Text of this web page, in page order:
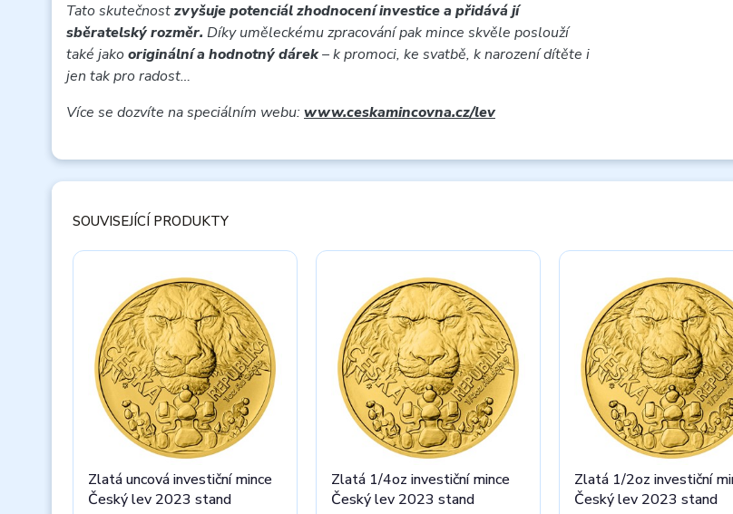
Tato skutečnostzvyšuje potenciál zhodnocení investice a přidává jí
sběratelský rozměr. Díky uměleckému zpracování pak mince skvěle poslouží
také jakooriginální a hodnotný dárek– k promoci, ke svatbě, k narození dítěte i
jen tak pro radost…
Více se dozvíte na speciálním webu:www.ceskamincovna.cz/lev
SOUVISEJÍCÍ PRODUKTY
Zlatá uncová investiční mince
Český lev 2023 stand
Zlatá 1/4oz investiční mince
Český lev 2023 stand
Zlatá 1/2oz investiční
Český lev 2023 stand